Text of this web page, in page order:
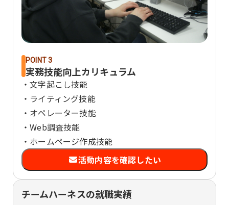
POINT 3
実務技能向上カリキュラム
・文字起こし技能
・ライティング技能
・オペレーター技能
・Web調査技能
・ホームページ作成技能
活動内容を確認したい
チームハーネスの就職実績